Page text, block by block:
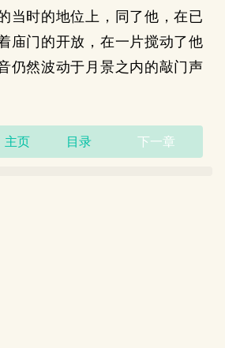
当时的地位上，同了他，在已
庙门的开放，在一片搅动了他
仍然波动于月景之内的敲门声
主页 目录 下一章